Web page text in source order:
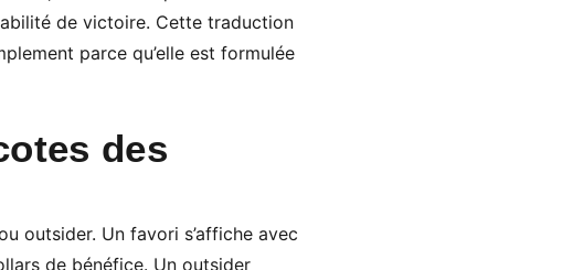
de victoire. Cette traduction
parce qu’elle est formulée
des
outsider. Un favori s’affiche avec
de bénéfice. Un outsider